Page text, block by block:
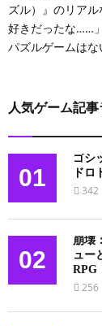
ズル）』のリア
好きだったな……
パズルゲームは
人気ゲーム記
01
ゴシ
ドロ
342
02
崩壊
ュー
RPG
256